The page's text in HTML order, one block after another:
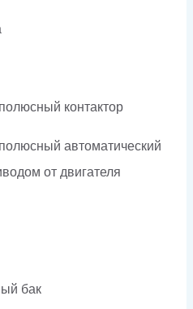
контактор
автоматический
от двигателя
бак